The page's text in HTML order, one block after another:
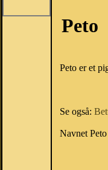
Peto
Peto er et
Se også:
Navnet